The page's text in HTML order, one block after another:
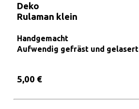
Deko
Rulaman klein
Handgemacht
Aufwendig gefräst und gelasert
5,00 €